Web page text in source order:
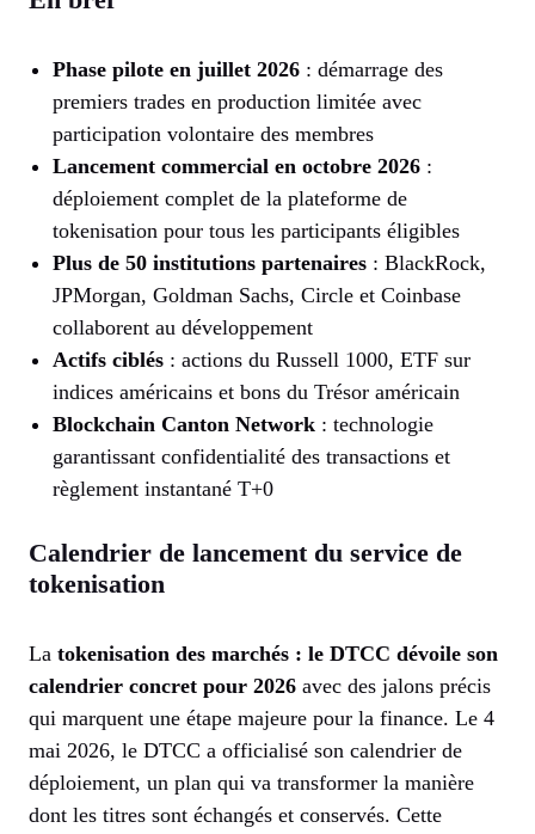
Phase pilote en juillet 2026 : démarrage des
premiers trades en production limitée avec
participation volontaire des membres
Lancement commercial en octobre 2026 :
déploiement complet de la plateforme de
tokenisation pour tous les participants éligibles
Plus de 50 institutions partenaires : BlackRock,
JPMorgan, Goldman Sachs, Circle et Coinbase
collaborent au développement
Actifs ciblés : actions du Russell 1000, ETF sur
indices américains et bons du Trésor américain
Blockchain Canton Network : technologie
garantissant confidentialité des transactions et
règlement instantané T+0
Calendrier de lancement du service de
tokenisation
La tokenisation des marchés : le DTCC dévoile son
calendrier concret pour 2026 avec des jalons précis
qui marquent une étape majeure pour la finance. Le 4
mai 2026, le DTCC a officialisé son calendrier de
déploiement, un plan qui va transformer la manière
dont les titres sont échangés et conservés. Cette